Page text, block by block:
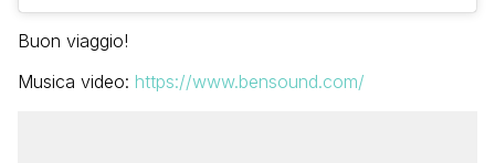
Buon viaggio!
Musica video: https://www.bensound.com/